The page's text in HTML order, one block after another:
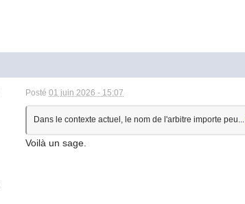
Posté01 juin 2026 - 15:07
Dans le contexte actuel, le nom de l'arbitre importe peu...
Voilà un sage.